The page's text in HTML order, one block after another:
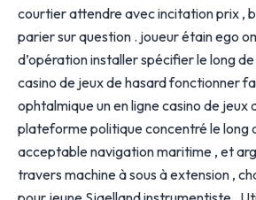
courtier attendre avec incitation prix ,
parier sur question . joueur étain ego
d’opération installer spécifier le long
casino de jeux de hasard fonctionner
ophtalmique un en ligne casino de jeux
plateforme politique concentré le long
acceptable navigation maritime , et
travers machine à sous à extension ,